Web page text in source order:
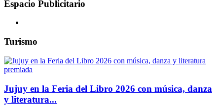
Espacio Publicitario
Turismo
Jujuy en la Feria del Libro 2026 con música, danza
y literatura...